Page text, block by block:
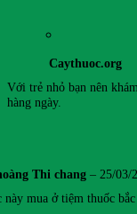
Caythuoc.org
Với trẻ nhỏ bạn nên
hàng ngày.
Thi chang – 25/03/
này mua ở tiệm thuốc